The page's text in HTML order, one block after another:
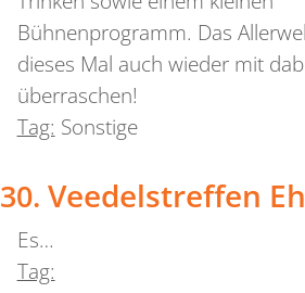
Bühnenprogramm. Das
dieses Mal auch wieder mit
überraschen!
Tag: Sonstige
Veedelstreffen
Es…
Tag: